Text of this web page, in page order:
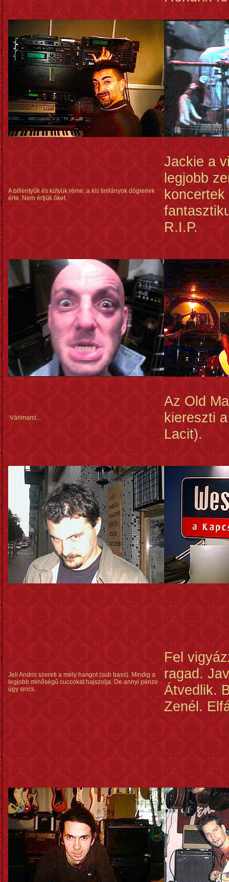
A billentyűk és kütyük réme, a kis tinilányok döglenek
érte. Nem értjük őket.
Jackie a
legjobb
koncertek
R.I.P.
Várimarci...
Az Old
kiereszti
Lacit).
Jeli Andris szereti a mély hangot (sub bass). Mindig a
legjobb minőségű cuccokat hajszolja. De annyi pénze
úgy sincs.
Fel
ragad.
Átvedlik.
Zenél.